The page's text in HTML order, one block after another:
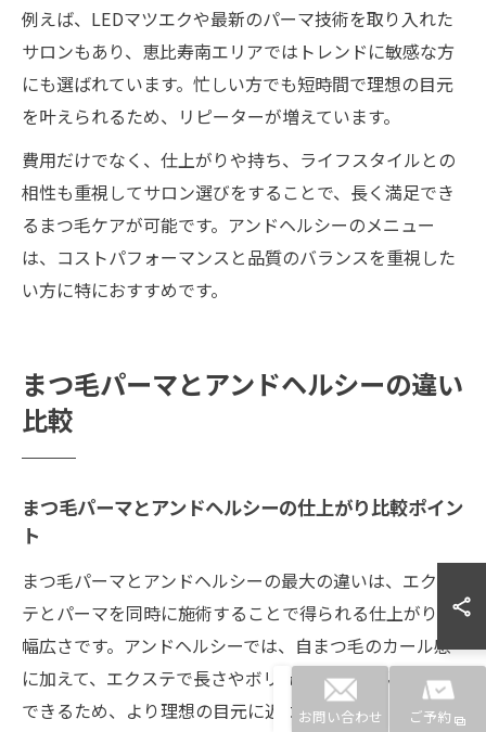
例えば、LEDマツエクや最新のパーマ技術を取り入れた
サロンもあり、恵比寿南エリアではトレンドに敏感な方
にも選ばれています。忙しい方でも短時間で理想の目元
を叶えられるため、リピーターが増えています。
費用だけでなく、仕上がりや持ち、ライフスタイルとの
相性も重視してサロン選びをすることで、長く満足でき
るまつ毛ケアが可能です。アンドヘルシーのメニュー
は、コストパフォーマンスと品質のバランスを重視した
い方に特におすすめです。
まつ毛パーマとアンドヘルシーの違い
比較
まつ毛パーマとアンドヘルシーの仕上がり比較ポイン
ト
まつ毛パーマとアンドヘルシーの最大の違いは、エクス
テとパーマを同時に施術することで得られる仕上がりの
幅広さです。アンドヘルシーでは、自まつ毛のカール感
に加えて、エクステで長さやボリュームを自在にプラス
できるため、より理想の目元に近づける仕上がりが実現
お問い合わせ ご予約